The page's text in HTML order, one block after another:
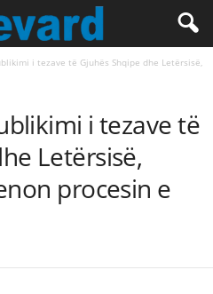
i tezave të Gjuhës Shqipe dhe Letërsisë,
i tezave të
Letërsisë,
procesin e